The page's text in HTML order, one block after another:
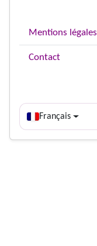
Mentions légales
Contact
Français